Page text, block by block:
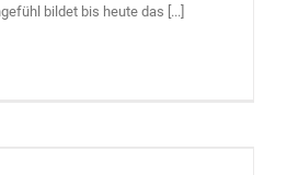
bildet bis heute das [...]